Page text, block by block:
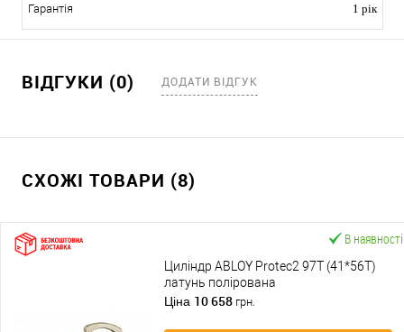
Гарантія 1 рік
ВІДГУКИ (0) ДОДАТИ ВІДГУК
СХОЖІ ТОВАРИ (8)
В наявності
Циліндр ABLOY Protec2 97T (41*56T)
латунь полірована
Ціна 10 658 грн.